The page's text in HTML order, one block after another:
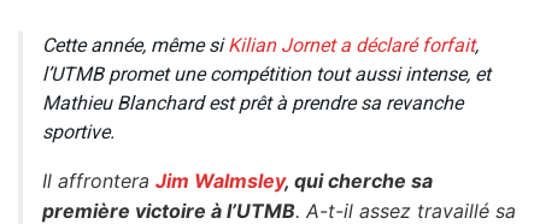
Cette année, même siKilian Jornet a déclaré forfait,
l’UTMB promet une compétition tout aussi intense, et
Mathieu Blanchard est prêt à prendre sa revanche
sportive.
Il affrontera Jim Walmsley, qui cherche sa
première victoire à l’UTMB. A-t-il assez travaillé sa